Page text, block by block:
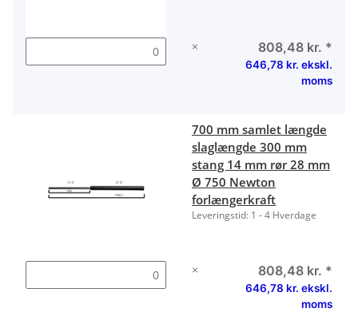
× 808,48 kr. *
646,78 kr. ekskl.
moms
700 mm samlet længde
slaglængde 300 mm
stang 14 mm rør 28 mm
Ø 750 Newton
forlængerkraft
Leveringstid: 1 - 4 Hverdage
× 808,48 kr. *
646,78 kr. ekskl.
moms